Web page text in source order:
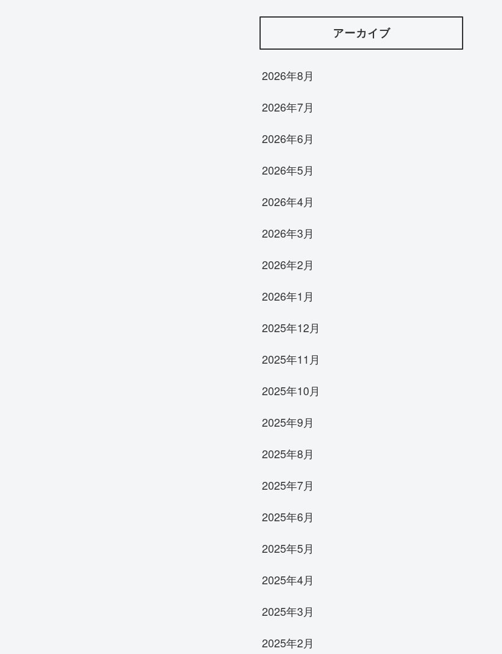
アーカイブ
2026年8月
2026年7月
2026年6月
2026年5月
2026年4月
2026年3月
2026年2月
2026年1月
2025年12月
2025年11月
2025年10月
2025年9月
2025年8月
2025年7月
2025年6月
2025年5月
2025年4月
2025年3月
2025年2月